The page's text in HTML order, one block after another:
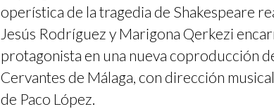
operística de la tragedia de Shakespeare
Jesús Rodríguez y Marigona Qerkezi
protagonista en una nueva coproducción
Cervantes de Málaga, con dirección
de Paco López.